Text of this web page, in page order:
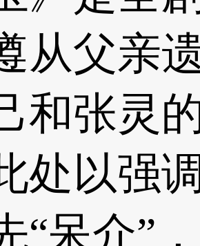
从父亲
和张灵
处以强
呆介”，